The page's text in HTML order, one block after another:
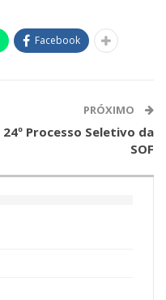
Facebook
PRÓXIMO
24º Processo Seletivo da
SOF